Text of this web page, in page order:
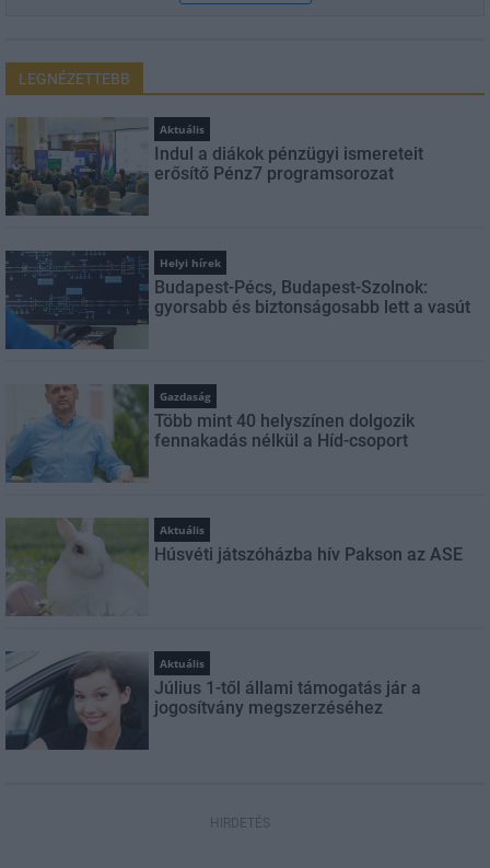
LEGNÉZETTEBB
Aktuális
Indul a diákok pénzügyi ismereteit
erősítő Pénz7 programsorozat
Helyi hírek
Budapest-Pécs, Budapest-Szolnok:
gyorsabb és biztonságosabb lett a vasút
Gazdaság
Több mint 40 helyszínen dolgozik
fennakadás nélkül a Híd-csoport
Aktuális
Húsvéti játszóházba hív Pakson az ASE
Aktuális
Július 1-től állami támogatás jár a
jogosítvány megszerzéséhez
HIRDETÉS